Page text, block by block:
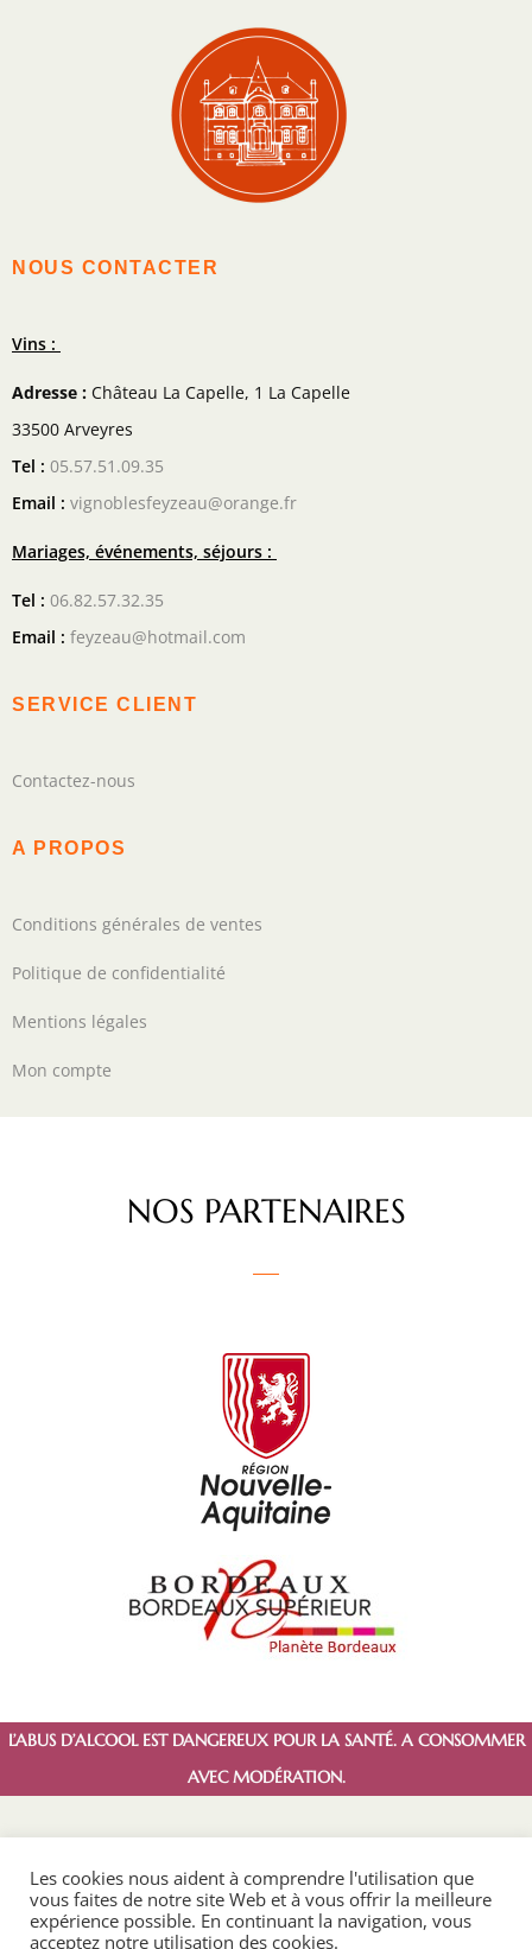
NOUS CONTACTER
Vins :
Adresse : Château La Capelle, 1 La Capelle
33500 Arveyres
Tel : 05.57.51.09.35
Email : vignoblesfeyzeau@orange.fr
Mariages, événements, séjours :
Tel : 06.82.57.32.35
Email : feyzeau@hotmail.com
SERVICE CLIENT
Contactez-nous
A PROPOS
Conditions générales de ventes
Politique de confidentialité
Mentions légales
Mon compte
NOS PARTENAIRES
L’ABUS D’ALCOOL EST DANGEREUX POUR LA SANTÉ. A CONSOMMER
AVEC MODÉRATION.
Les cookies nous aident à comprendre l'utilisation que
vous faites de notre site Web et à vous offrir la meilleure
expérience possible. En continuant la navigation, vous
acceptez notre utilisation des cookies.